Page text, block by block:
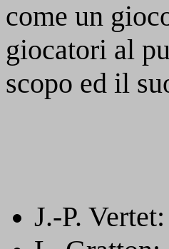
come un
giocatori al
scopo ed il
J.-P. Vertet: